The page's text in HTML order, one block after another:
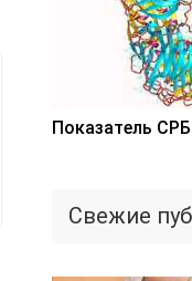
Показатель
Свежие